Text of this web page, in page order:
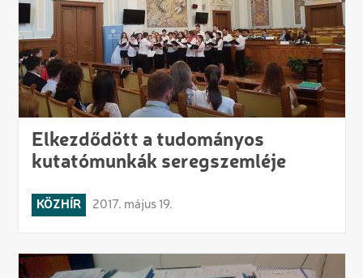
Elkezdődött a tudományos
kutatómunkák seregszemléje
KÖZHÍR 2017. május 19.